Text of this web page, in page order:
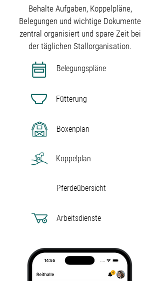
Behalte Aufgaben, Koppelpläne,
Belegungen und wichtige Dokumente
zentral organisiert und spare Zeit bei
der täglichen Stallorganisation.
Belegungspläne
Fütterung
Boxenplan
Koppelplan
Pferdeübersicht
Arbeitsdienste